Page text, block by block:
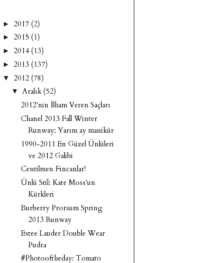
► 2017 (2)
► 2015 (1)
► 2014 (13)
► 2013 (137)
▼ 2012 (78)
▼ Aralık (52)
2012'nin İlham Veren Saçları
Chanel 2013 Fall Winter
Runway: Yarım ay manikür
1990-2011 En Güzel Ünlüleri
ve 2012 Galibi
Centilmen Fincanlar!
Ünlü Stil: Kate Moss'un
Kürkleri
Burberry Prorsum Spring
2013 Runway
Estee Lauder Double Wear
Pudra
#Photooftheday: Tomato